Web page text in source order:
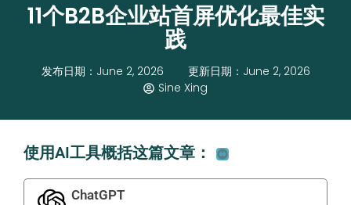
11个B2B企业站首屏优化最佳实
践
发布日期：June 2, 2026
更新日期：June 2, 2026
Sine Xing
使用AI工具概括这篇文章：
ChatGPT